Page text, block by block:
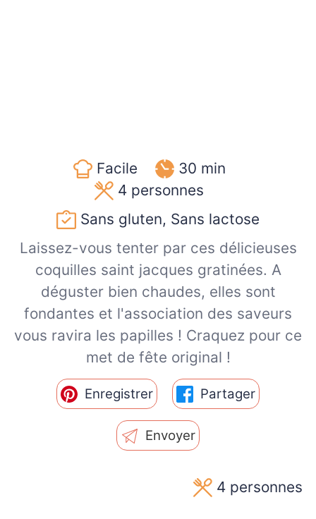
Facile
30 min
4 personnes
Sans gluten, Sans lactose
Laissez-vous tenter par ces délicieuses
coquilles saint jacques gratinées. A
déguster bien chaudes, elles sont
fondantes et l'association des saveurs
vous ravira les papilles ! Craquez pour ce
met de fête original !
Enregistrer Partager
Envoyer
4 personnes